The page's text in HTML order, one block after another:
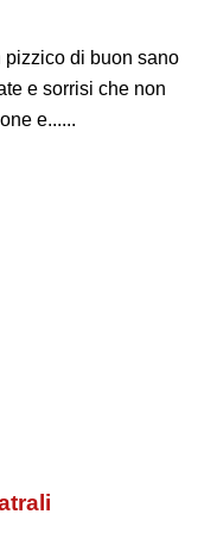
pizzico di buon sano
e sorrisi che non
e......